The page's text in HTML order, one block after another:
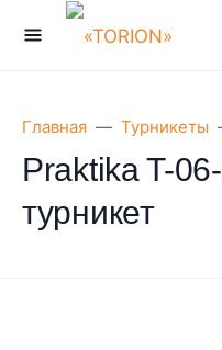
Главная Турникеты
Praktika T-
турникет